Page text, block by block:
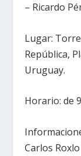
– Ricardo
Lugar:
República,
Uruguay.
Horario: de
Carlos